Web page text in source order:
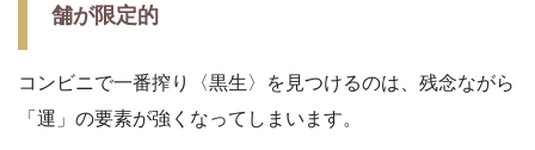
舗が限定的
コンビニで一番搾り〈黒生〉を見つけるのは、残念ながら
「運」の要素が強くなってしまいます。